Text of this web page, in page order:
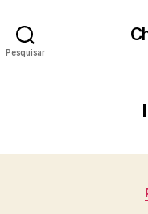
Pesquisar